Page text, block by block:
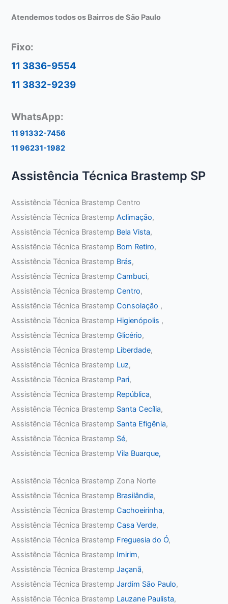
Atendemos todos os Bairros de São Paulo
Fixo:
11 3836-9554
11 3832-9239
WhatsApp:
11 91332-7456
11 96231-1982
Assistência Técnica Brastemp SP
Assistência Técnica Brastemp Centro
Assistência Técnica BrastempAclimação,
Assistência Técnica Brastemp Bela Vista,
Assistência Técnica Brastemp Bom Retiro,
Assistência Técnica Brastemp Brás,
Assistência Técnica BrastempCambuci,
Assistência Técnica BrastempCentro,
Assistência Técnica BrastempConsolação ,
Assistência Técnica Brastemp Higienópolis ,
Assistência Técnica BrastempGlicério,
Assistência Técnica Brastemp Liberdade,
Assistência Técnica Brastemp Luz,
Assistência Técnica Brastemp Pari,
Assistência Técnica Brastemp República,
Assistência Técnica Brastemp Santa Cecília,
Assistência Técnica Brastemp Santa Efigênia,
Assistência Técnica Brastemp Sé,
Assistência Técnica BrastempVila Buarque,
Assistência Técnica Brastemp Zona Norte
Assistência Técnica Brastemp Brasilândia,
Assistência Técnica BrastempCachoeirinha,
Assistência Técnica BrastempCasa Verde,
Assistência Técnica Brastemp Freguesia do Ó,
Assistência Técnica Brastemp Imirim,
Assistência Técnica BrastempJaçanã,
Assistência Técnica BrastempJardim São Paulo,
Assistência Técnica Brastemp Lauzane Paulista,